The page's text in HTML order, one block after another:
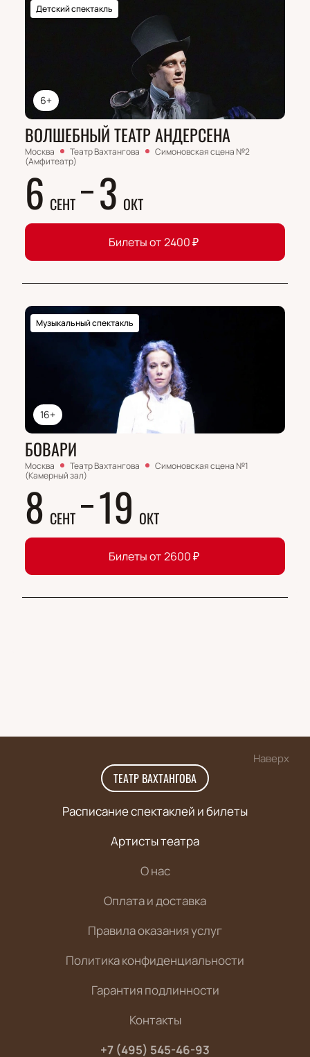
6+
Детский спектакль
ВОЛШЕБНЫЙ ТЕАТР АНДЕРСЕНА
Москва Театр Вахтангова
Симоновская сцена №2
(Амфитеатр)
6 СЕНТ 3 ОКТ
Билеты от2400₽
16+
Музыкальный спектакль
БОВАРИ
Москва Театр Вахтангова
Симоновская сцена №1
(Камерный зал)
8 СЕНТ 19 ОКТ
Билеты от 2600₽
Наверх
ТЕАТР ВАХТАНГОВА
Расписание спектаклей и билеты
Артисты театра
О нас
Оплата и доставка
Правила оказания услуг
Политика конфиденциальности
Гарантия подлинности
Контакты
+7 (495) 545-46-93